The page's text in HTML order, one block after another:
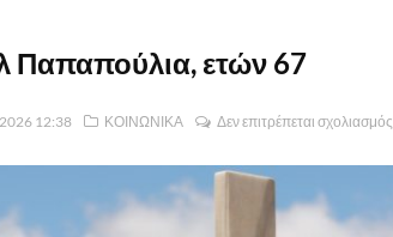
Παπαπούλια, ετών 67
2026 12:38 ΚΟΙΝΩΝΙΚΑ Δεν επιτρέπεται σχολιασμός